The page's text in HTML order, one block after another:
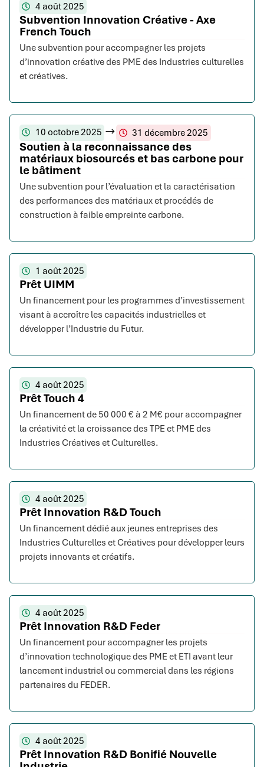
4 août 2025
Subvention Innovation Créative - Axe
French Touch
Une subvention pour accompagner les projets
d’innovation créative des PME des Industries culturelles
et créatives.
10 octobre 2025 31 décembre 2025
Soutien à la reconnaissance des
matériaux biosourcés et bas carbone pour
le bâtiment
Une subvention pour l’évaluation et la caractérisation
des performances des matériaux et procédés de
construction à faible empreinte carbone.
1 août 2025
Prêt UIMM
Un financement pour les programmes d’investissement
visant à accroître les capacités industrielles et
développer l’Industrie du Futur.
4 août 2025
Prêt Touch 4
Un financement de 50 000 € à 2 M€ pour accompagner
la créativité et la croissance des TPE et PME des
Industries Créatives et Culturelles.
4 août 2025
Prêt Innovation R&D Touch
Un financement dédié aux jeunes entreprises des
Industries Culturelles et Créatives pour développer leurs
projets innovants et créatifs.
4 août 2025
Prêt Innovation R&D Feder
Un financement pour accompagner les projets
d’innovation technologique des PME et ETI avant leur
lancement industriel ou commercial dans les régions
partenaires du FEDER.
4 août 2025
Prêt Innovation R&D Bonifié Nouvelle